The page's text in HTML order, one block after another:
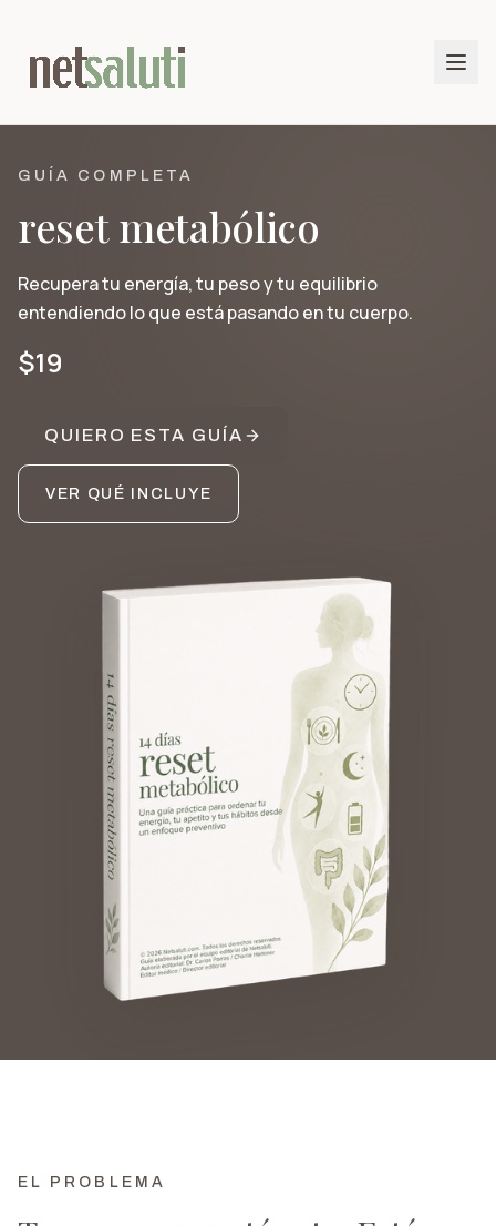
GUÍA COMPLETA
reset metabólico
Recupera tu energía, tu peso y tu equilibrio
entendiendo lo que está pasando en tu cuerpo.
$19
QUIERO ESTA GUÍA
VER QUÉ INCLUYE
EL PROBLEMA